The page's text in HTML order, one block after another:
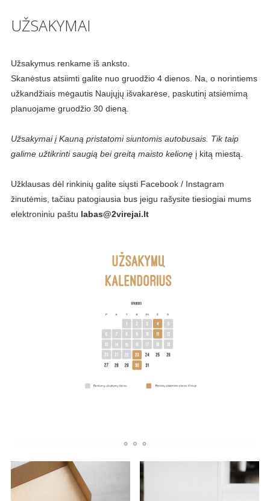
UŽSAKYMAI
Užsakymus renkame iš anksto.
Skanėstus atsiimti galite nuo gruodžio 4 dienos. Na, o norintiems
užkandžiais mėgautis Naujųjų išvakarėse, paskutinį atsiėmimą
planuojame gruodžio 30 dieną.
Užsakymai į Kauną pristatomi siuntomis autobusais. Tik taip
galime užtikrinti saugią bei greitą maisto kelionęį kitą miestą.
Užklausas dėl rinkinių galite siųsti Facebook / Instagram
žinutėmis, tačiau patogiausia bus jeigu rašysite tiesiogiai mums
elektroniniu paštu labas@2virejai.lt